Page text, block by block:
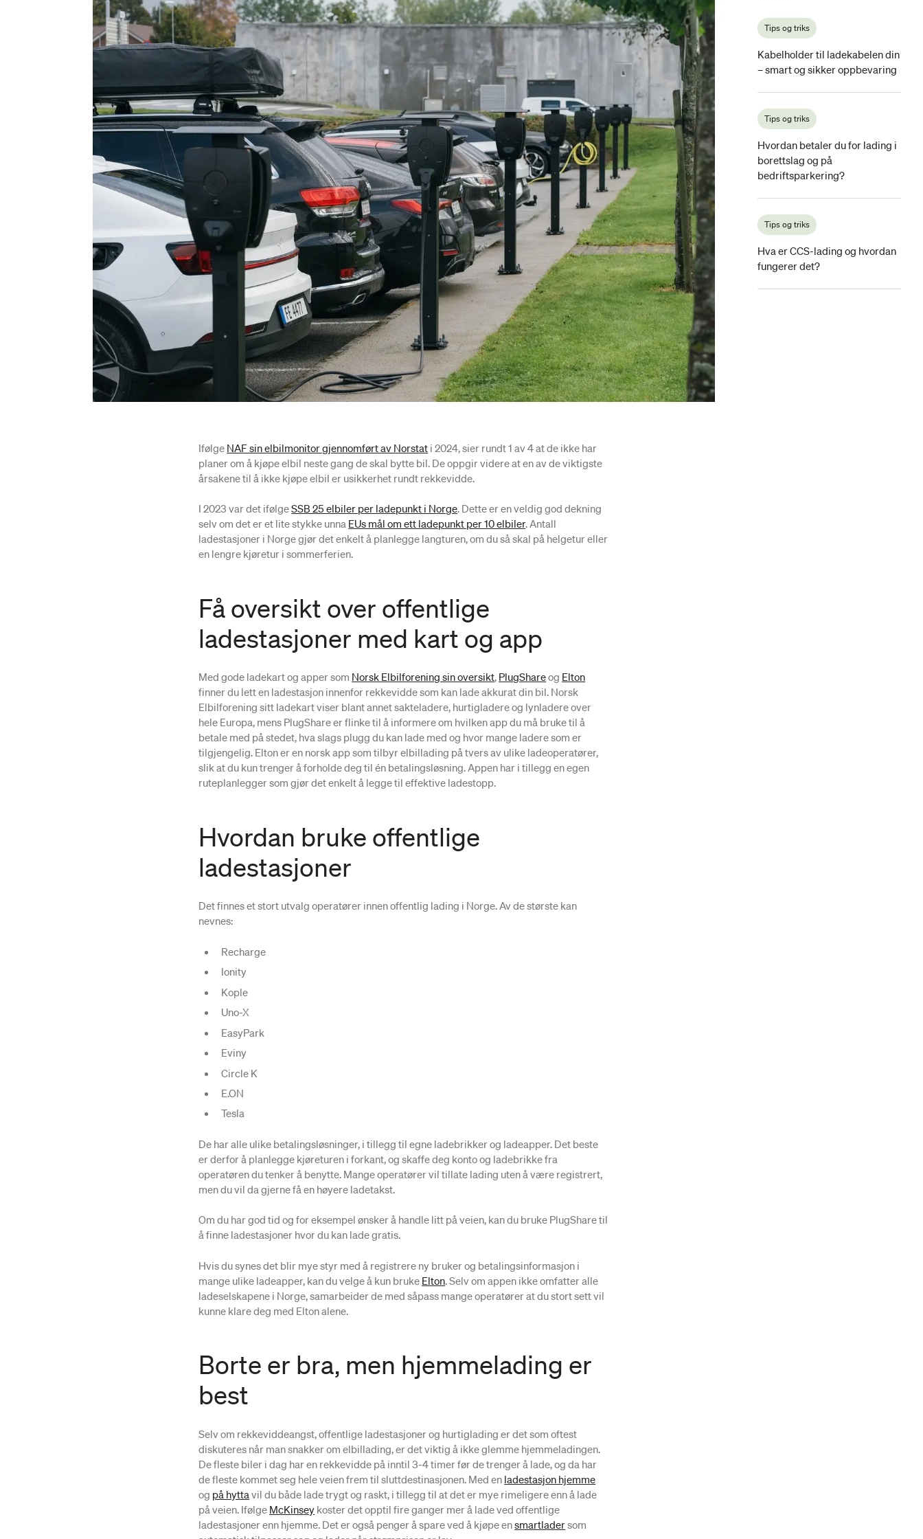
Tips og triks
Kabelholder til ladekabelen din
– smart og sikker oppbevaring
Tips og triks
Hvordan betaler du for lading i
borettslag og på
bedriftsparkering?
Tips og triks
Hva er CCS-lading og hvordan
fungerer det?
Ifølge NAF sin elbilmonitor gjennomført av Norstat i 2024, sier rundt 1 av 4 at de ikke har
planer om å kjøpe elbil neste gang de skal bytte bil. De oppgir videre at en av de viktigste
årsakene til å ikke kjøpe elbil er usikkerhet rundt rekkevidde.
I 2023 var det ifølgeSSB 25 elbiler per ladepunkt i Norge. Dette er en veldig god dekning
selv om det er et lite stykke unna EUs mål om ett ladepunkt per 10 elbiler. Antall
ladestasjoner i Norge gjør det enkelt å planlegge langturen, om du så skal på helgetur eller
en lengre kjøretur i sommerferien.
Få oversikt over offentlige
ladestasjoner med kart og app
Med gode ladekart og apper som Norsk Elbilforening sin oversikt, PlugShareog Elton
finner du lett en ladestasjon innenfor rekkevidde som kan lade akkurat din bil. Norsk
Elbilforening sitt ladekart viser blant annet sakteladere, hurtigladere og lynladere over
hele Europa, mens PlugShare er flinke til å informere om hvilken app du må bruke til å
betale med på stedet, hva slags plugg du kan lade med og hvor mange ladere som er
tilgjengelig. Elton er en norsk app som tilbyr elbillading på tvers av ulike ladeoperatører,
slik at du kun trenger å forholde deg til én betalingsløsning. Appen har i tillegg en egen
ruteplanlegger som gjør det enkelt å legge til effektive ladestopp.
Hvordan bruke offentlige
ladestasjoner
Det finnes et stort utvalg operatører innen offentlig lading i Norge. Av de største kan
nevnes:
Recharge
Ionity
Kople
Uno-X
EasyPark
Eviny
Circle K
E.ON
Tesla
De har alle ulike betalingsløsninger, i tillegg til egne ladebrikker og ladeapper. Det beste
er derfor å planlegge kjøreturen i forkant, og skaffe deg konto og ladebrikke fra
operatøren du tenker å benytte. Mange operatører vil tillate lading uten å være registrert,
men du vil da gjerne få en høyere ladetakst.
Om du har god tid og for eksempel ønsker å handle litt på veien, kan du bruke PlugShare til
å finne ladestasjoner hvor du kan lade gratis.
Hvis du synes det blir mye styr med å registrere ny bruker og betalingsinformasjon i
mange ulike ladeapper, kan du velge å kun bruke Elton. Selv om appen ikke omfatter alle
ladeselskapene i Norge, samarbeider de med såpass mange operatører at du stort sett vil
kunne klare deg med Elton alene.
Borte er bra, men hjemmelading er
best
Selv om rekkeviddeangst, offentlige ladestasjoner og hurtiglading er det som oftest
diskuteres når man snakker om elbillading, er det viktig å ikke glemme hjemmeladingen.
De fleste biler i dag har en rekkevidde på inntil 3-4 timer før de trenger å lade, og da har
de fleste kommet seg hele veien frem til sluttdestinasjonen. Med en ladestasjon hjemme
og på hytta vil du både lade trygt og raskt, i tillegg til at det er mye rimeligere enn å lade
på veien. Ifølge McKinsey koster det opptil fire ganger mer å lade ved offentlige
ladestasjoner enn hjemme. Det er også penger å spare ved å kjøpe ensmartladersom